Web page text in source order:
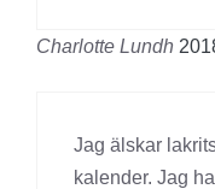
Charlotte Lundh
Jag älskar
kalender. Jag